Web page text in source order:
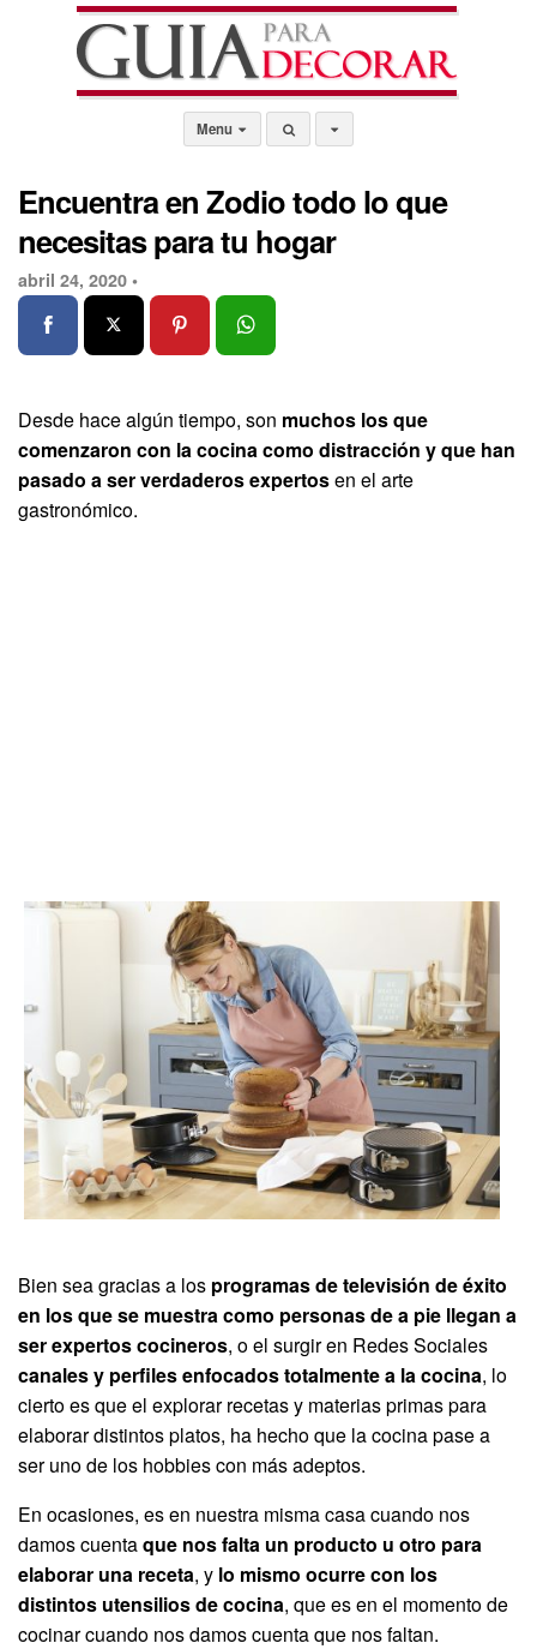
Menu
Encuentra en Zodio todo lo que
necesitas para tu hogar
abril 24, 2020 •
Desde hace algún tiempo, son muchos los que
comenzaron con la cocina como distracción y que han
pasado a ser verdaderos expertosen el arte
gastronómico.
Bien sea gracias a los programas de televisión de éxito
en los que se muestra como personas de a pie llegan a
ser expertos cocineros, o el surgir en Redes Sociales
canales y perfiles enfocados totalmente a la cocina, lo
cierto es que el explorar recetas y materias primas para
elaborar distintos platos, ha hecho que la cocina pase a
ser uno de los hobbies con más adeptos.
En ocasiones, es en nuestra misma casa cuando nos
damos cuentaque nos falta un producto u otro para
elaborar una receta, y lo mismo ocurre con los
distintos utensilios de cocina, que es en el momento de
cocinar cuando nos damos cuenta que nos faltan.